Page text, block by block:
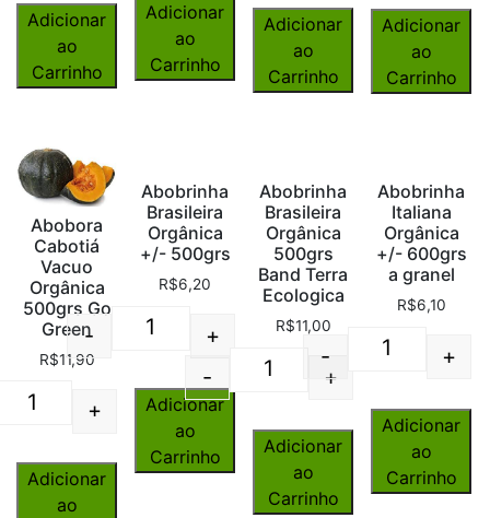
Adicionar
ao
Carrinho
Adicionar
ao
Carrinho
Adicionar
ao
Carrinho
Adicionar
ao
Carrinho
Abobora
Cabotiá
Vacuo
Orgânica
500grs Go
Green
R$11,90
Quantity+
Adicionar
ao
Abobrinha
Brasileira
Orgânica
+/- 500grs
R$6,20
Quantity
- +
Adicionar
ao
Carrinho
Abobrinha
Brasileira
Orgânica
500grs
Band Terra
Ecologica
R$11,00
Quantity
- +
Adicionar
ao
Carrinho
Abobrinha
Italiana
Orgânica
+/- 600grs
a granel
R$6,10
Quantity
- +
Adicionar
ao
Carrinho